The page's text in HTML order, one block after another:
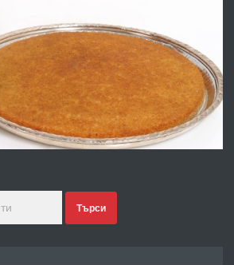
Работа за общи работници
преди 1 година
Първи поход "По стъпките на Ангел
Търси